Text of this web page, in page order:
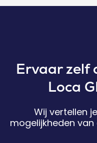
Ervaar zelf
Loca
Wij vertellen
mogelijkheden